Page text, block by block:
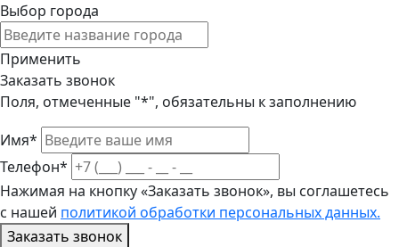
Выбор города
Применить
Заказать звонок
Поля, отмеченные "*", обязательны к заполнению
Имя*
Телефон*
Нажимая на кнопку «Заказать звонок», вы соглашетесь
с нашей политикой обработки персональных данных.
Заказать звонок